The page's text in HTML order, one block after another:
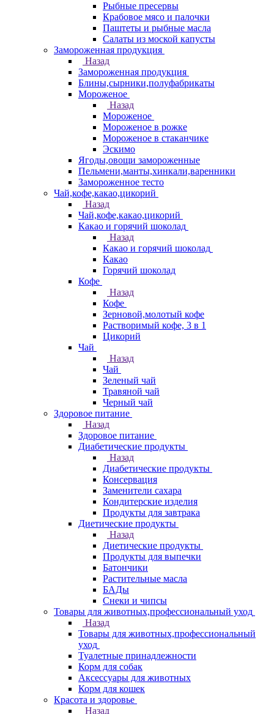
Рыбные пресервы
Крабовое мясо и палочки
Паштеты и рыбные масла
Салаты из моской капусты
Замороженная продукция
Назад
Замороженная продукция
Блины,сырники,полуфабрикаты
Мороженое
Назад
Мороженое
Мороженое в рожке
Мороженое в стаканчике
Эскимо
Ягоды,овощи замороженные
Пельмени,манты,хинкали,варенники
Замороженное тесто
Чай,кофе,какао,цикорий
Назад
Чай,кофе,какао,цикорий
Какао и горячий шоколад
Назад
Какао и горячий шоколад
Какао
Горячий шоколад
Кофе
Назад
Кофе
Зерновой,молотый кофе
Растворимый кофе, 3 в 1
Цикорий
Чай
Назад
Чай
Зеленый чай
Травяной чай
Черный чай
Здоровое питание
Назад
Здоровое питание
Диабетические продукты
Назад
Диабетические продукты
Консервация
Заменители сахара
Кондитерские изделия
Продукты для завтрака
Диетические продукты
Назад
Диетические продукты
Продукты для выпечки
Батончики
Растительные масла
БАДы
Снеки и чипсы
Товары для животных,профессиональный уход
Назад
Товары для животных,профессиональный
уход
Туалетные принадлежности
Корм для собак
Аксессуары для животных
Корм для кошек
Красота и здоровье
Назад